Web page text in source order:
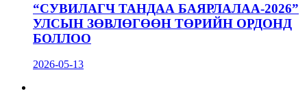
“СУВИЛАГЧ ТАНДАА БАЯРЛАЛАА-2026”
УЛСЫН ЗӨВЛӨГӨӨН ТӨРИЙН ОРДОНД
БОЛЛОО
2026-05-13